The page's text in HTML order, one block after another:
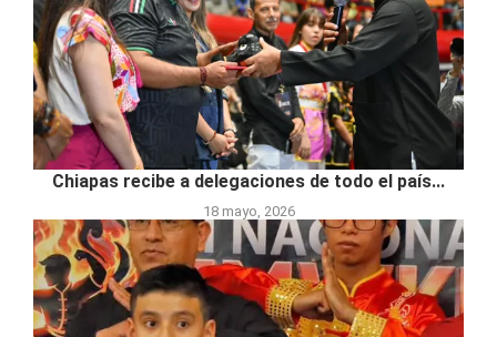
Chiapas recibe a delegaciones de todo el país...
18 mayo, 2026